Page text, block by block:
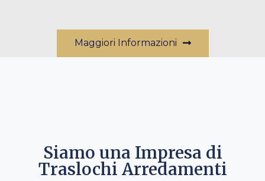
Maggiori Informazioni
Siamo una Impresa di
Traslochi Arredamenti